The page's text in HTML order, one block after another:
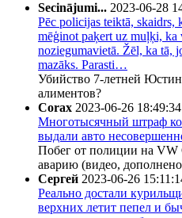
Secinājumi... 2023-06-28
Pēc policijas teiktā, skaidrs,
mēģinot paķert uz muļķi,
noziegumavietā. Žēl, ka tā,
mazāks. Parasti…
Убийство 7-летней
алиментов?
Corax 2023-06-26 18:49:34
Многотысячный штраф
выдали авто
Побег от полиции на VW
аварию (видео,
Сергей 2023-06-26
Реально достали
верхних летит пепел и